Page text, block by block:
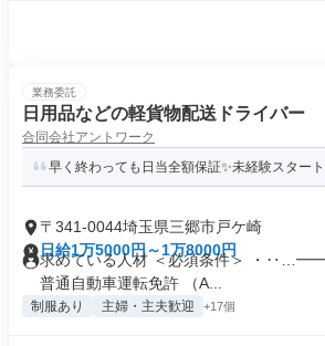
業務委託
日用品などの軽貨物配送ドライバー
合同会社アントワーク
早く終わっても日当全額保証✨未経験スター
〒341-0044埼玉県三郷市戸ケ崎
日給1万5000円～1万8000円
求めている人材 ＜必須条件＞ ・
普通自動車運転免許 （A...
制服あり 主婦・主夫歓迎 +17個